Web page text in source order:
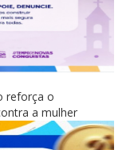
reforça o
a mulher